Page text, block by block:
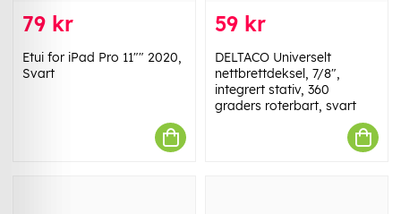
79 kr
Etui for iPad Pro 11"" 2020,
Svart
59 kr
DELTACO Universelt
nettbrettdeksel, 7/8",
integrert stativ, 360
graders roterbart, svart